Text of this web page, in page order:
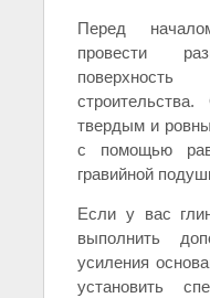
Перед
провести
твердым и
с помощью
гравийной
Если у вас
выполнить
усиления
установить